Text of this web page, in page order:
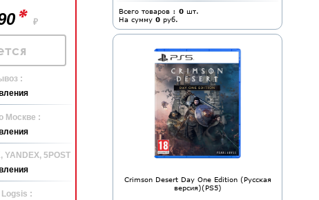
* ₽
:
Москве :
5POST
:
Всего товаров : 0 шт.
На сумму 0 руб.
Crimson Desert Day One Edition (Русская
версия)(PS5)